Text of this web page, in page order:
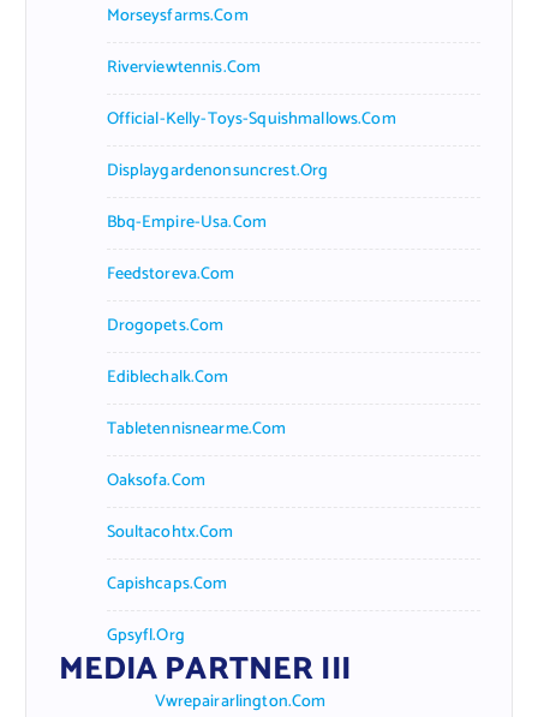
Morseysfarms.com
Riverviewtennis.com
Official-Kelly-Toys-Squishmallows.com
Displaygardenonsuncrest.org
Bbq-Empire-Usa.com
Feedstoreva.com
Drogopets.com
Ediblechalk.com
Tabletennisnearme.com
Oaksofa.com
Soultacohtx.com
Capishcaps.com
Gpsyfl.org
MEDIA PARTNER III
Vwrepairarlington.com